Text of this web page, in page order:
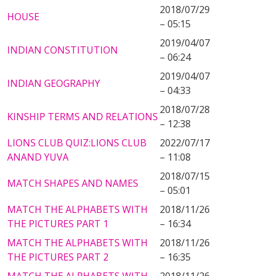
HOUSE
2018/07/29
– 05:15
INDIAN CONSTITUTION
2019/04/07
– 06:24
INDIAN GEOGRAPHY
2019/04/07
– 04:33
KINSHIP TERMS AND RELATIONS
2018/07/28
– 12:38
LIONS CLUB QUIZ:LIONS CLUB
ANAND YUVA
2022/07/17
– 11:08
MATCH SHAPES AND NAMES
2018/07/15
– 05:01
MATCH THE ALPHABETS WITH
THE PICTURES PART 1
2018/11/26
– 16:34
MATCH THE ALPHABETS WITH
THE PICTURES PART 2
2018/11/26
– 16:35